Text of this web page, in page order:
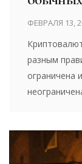
ФЕВРАЛЯ 13,
разным
ограничена